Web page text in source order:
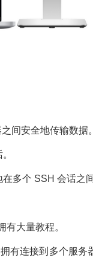
间安全地传输数据。
在多个 SSH 会话
大量教程。
有连接到多个服务